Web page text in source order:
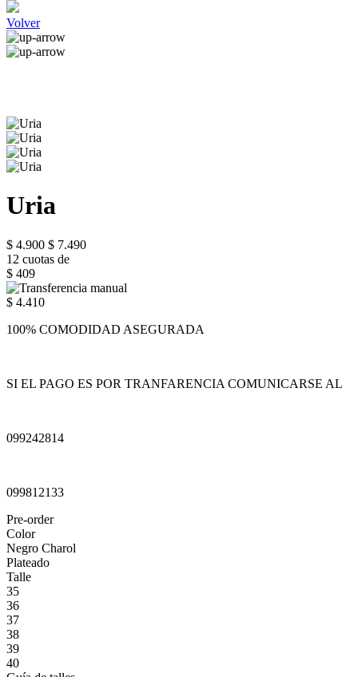
Volver
Uria
$ 4.900 $ 7.490
12 cuotas de
$ 409
$ 4.410
100% COMODIDAD ASEGURADA
SI EL PAGO ES POR TRANFARENCIA COMUNICARSE AL
099242814
099812133
Pre-order
Color
Negro Charol
Plateado
Talle
35
36
37
38
39
40